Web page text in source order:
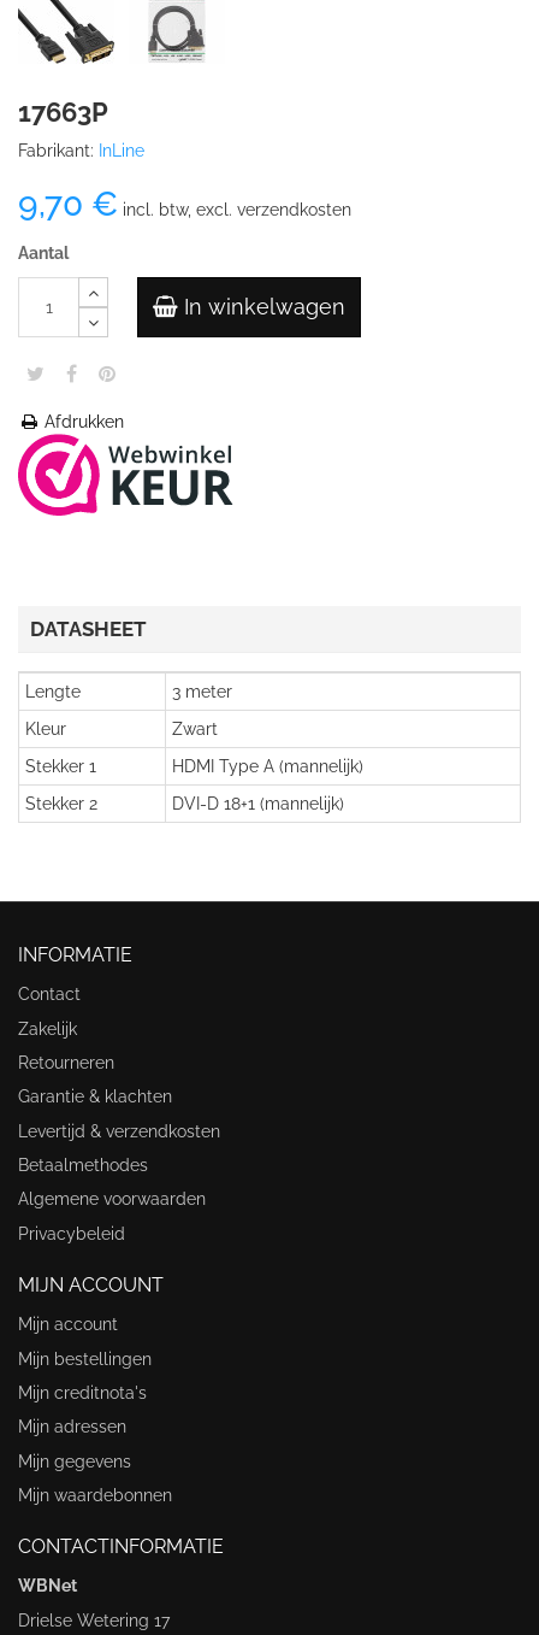
17663P
Fabrikant: InLine
9,70 € incl. btw, excl. verzendkosten
Aantal
In winkelwagen
Afdrukken
DATASHEET
Lengte
3 meter
Kleur
Zwart
Stekker 1
HDMI Type A (mannelijk)
Stekker 2
DVI-D 18+1 (mannelijk)
INFORMATIE
Contact
Zakelijk
Retourneren
Garantie & klachten
Levertijd & verzendkosten
Betaalmethodes
Algemene voorwaarden
Privacybeleid
MIJN ACCOUNT
Mijn account
Mijn bestellingen
Mijn creditnota's
Mijn adressen
Mijn gegevens
Mijn waardebonnen
CONTACTINFORMATIE
WBNet
Drielse Wetering 17